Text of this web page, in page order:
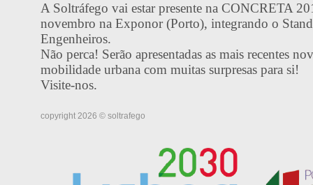
A Soltráfego vai estar presente na CONCRETA
novembro na Exponor (Porto), integrando o
Engenheiros.
Não perca! Serão apresentadas as mais recentes
mobilidade urbana com muitas surpresas para si!
Visite-nos.
copyright 2026 © soltrafego